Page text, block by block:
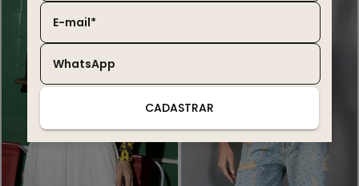
E-mail*
WhatsApp
CADASTRAR